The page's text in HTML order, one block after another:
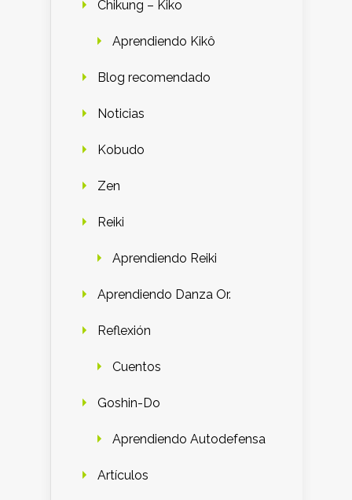
Chikung – Kiko
Aprendiendo Kikô
Blog recomendado
Noticias
Kobudo
Zen
Reiki
Aprendiendo Reiki
Aprendiendo Danza Or.
Reflexión
Cuentos
Goshin-Do
Aprendiendo Autodefensa
Artículos